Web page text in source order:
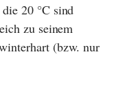
20 °C sind
zu seinem
(bzw. nur